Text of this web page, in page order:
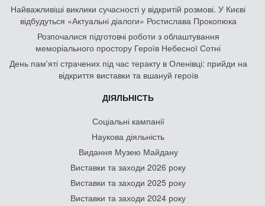
Найважливіші виклики сучасності у відкритій розмові. У Києві
відбудуться «Актуальні діалоги» Ростислава Прокопюка
Розпочалися підготовчі роботи з облаштування
меморіального простору Героїв Небесної Сотні
День памʼяті страчених під час теракту в Оленівці: прийди на
відкриття виставки та вшануй героїв
ДІЯЛЬНІСТЬ
Соціальні кампанії
Наукова діяльність
Видання Музею Майдану
Виставки та заходи 2026 року
Виставки та заходи 2025 року
Виставки та заходи 2024 року